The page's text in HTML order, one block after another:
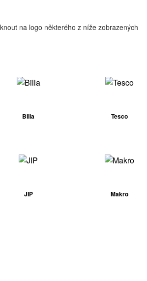
na logo některého z níže zobrazených
Billa Tesco
JIP Makro